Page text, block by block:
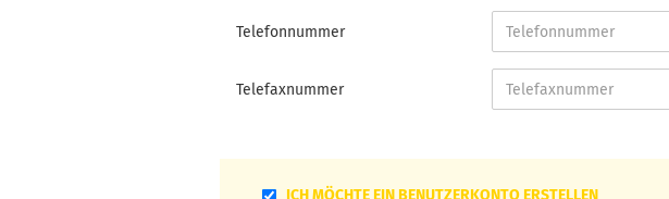
Telefonnummer
Telefaxnummer
ICH MÖCHTE EIN BENUTZERKONTO ERSTELLEN